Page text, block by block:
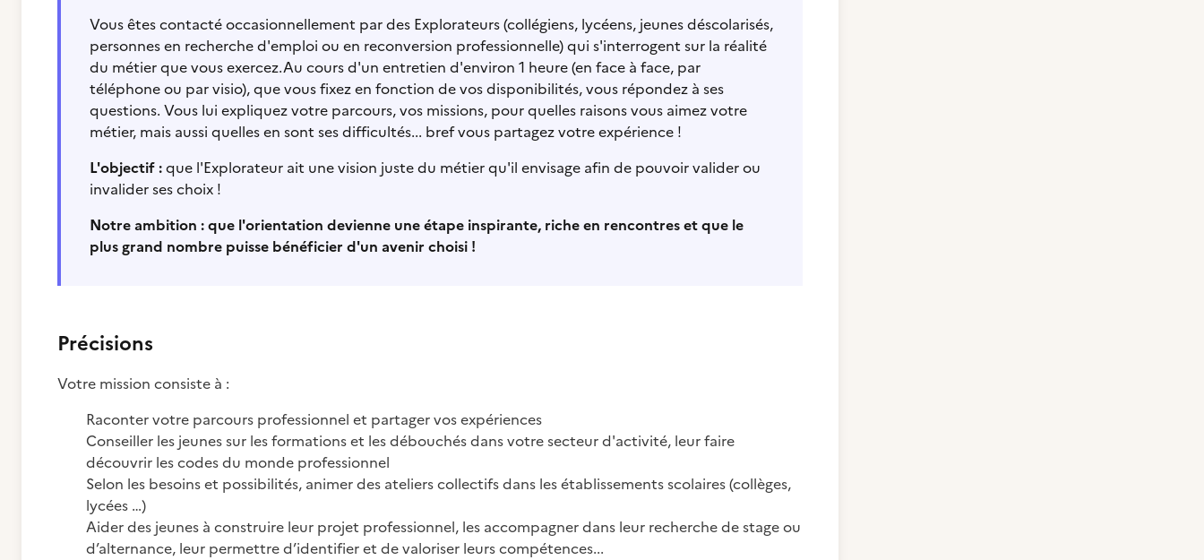
Vous êtes contacté occasionnellement par des Explorateurs (collégiens, lycéens, jeunes déscolarisés,
personnes en recherche d'emploi ou en reconversion professionnelle) qui s'interrogent sur la réalité
du métier que vous exercez.Au cours d'un entretien d'environ 1 heure (en face à face, par
téléphone ou par visio), que vous fixez en fonction de vos disponibilités, vous répondez à ses
questions. Vous lui expliquez votre parcours, vos missions, pour quelles raisons vous aimez votre
métier, mais aussi quelles en sont ses difficultés... bref vous partagez votre expérience !
L'objectif :que l'Explorateur ait une vision juste du métier qu'il envisage afin de pouvoir valider ou
invalider ses choix !
Notre ambition : que l'orientation devienne une étape inspirante, riche en rencontres et que le
plus grand nombre puisse bénéficier d'un avenir choisi !
Précisions
Votre mission consiste à :
Raconter votre parcours professionnel et partager vos expériences
Conseiller les jeunes sur les formations et les débouchés dans votre secteur d'activité, leur faire
découvrir les codes du monde professionnel
Selon les besoins et possibilités, animer des ateliers collectifs dans les établissements scolaires (collèges,
lycées …)
Aider des jeunes à construire leur projet professionnel, les accompagner dans leur recherche de stage ou
d’alternance, leur permettre d’identifier et de valoriser leurs compétences...